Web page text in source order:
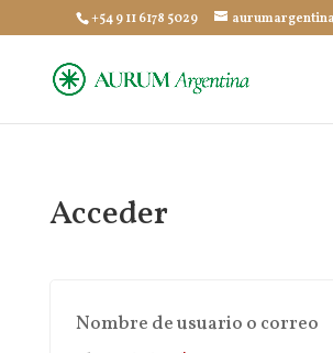
+54 9 11 6178 5029
Acceder
Nombre de usuario o correo